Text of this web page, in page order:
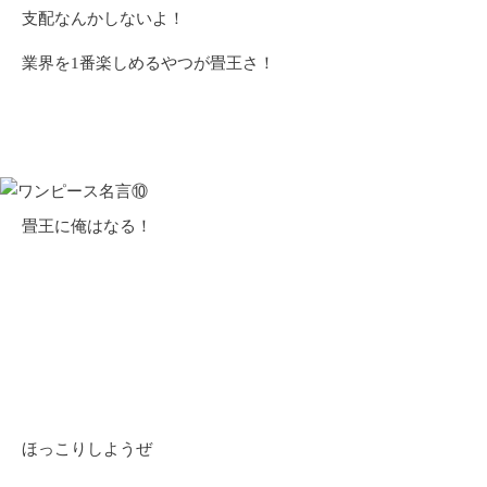
支配なんかしないよ！
業界を1番楽しめるやつが畳王さ！
畳王に俺はなる！
ほっこりしようぜ